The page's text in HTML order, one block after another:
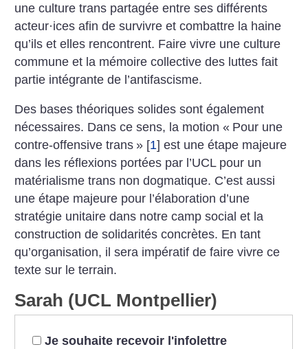
une culture trans partagée entre ses différents
acteur·ices afin de survivre et combattre la haine
qu’ils et elles rencontrent. Faire vivre une culture
commune et la mémoire collective des luttes fait
partie intégrante de l’antifascisme.
Des bases théoriques solides sont également
nécessaires. Dans ce sens, la motion « Pour une
contre-offensive trans » [1] est une étape majeure
dans les réflexions portées par l’UCL pour un
matérialisme trans non dogmatique. C’est aussi
une étape majeure pour l’élaboration d’une
stratégie unitaire dans notre camp social et la
construction de solidarités concrètes. En tant
qu’organisation, il sera impératif de faire vivre ce
texte sur le terrain.
Sarah (UCL Montpellier)
Je souhaite recevoir l'infolettre